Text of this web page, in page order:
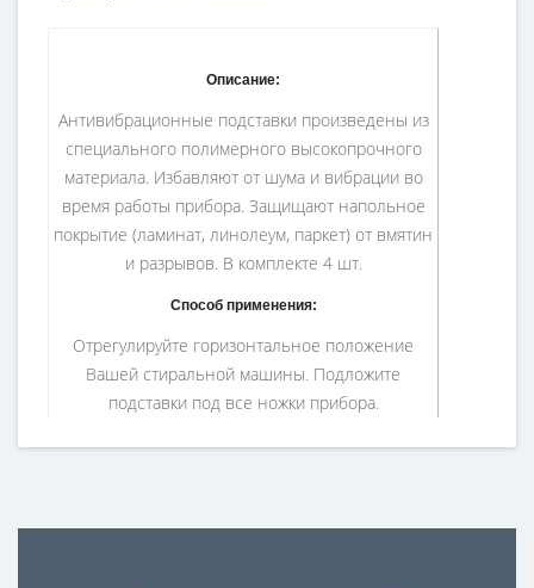
Описание:
Антивибрационные подставки произведены из
специального полимерного высокопрочного
материала. Избавляют от шума и вибрации во
время работы прибора. Защищают напольное
покрытие (ламинат, линолеум, паркет) от вмятин
и разрывов. В комплекте 4 шт.
Способ применения:
Отрегулируйте горизонтальное положение
Вашей стиральной машины. Подложите
подставки под все ножки прибора.
В упаковке:4 шт.
Сертификат:Обязательной сертификации не